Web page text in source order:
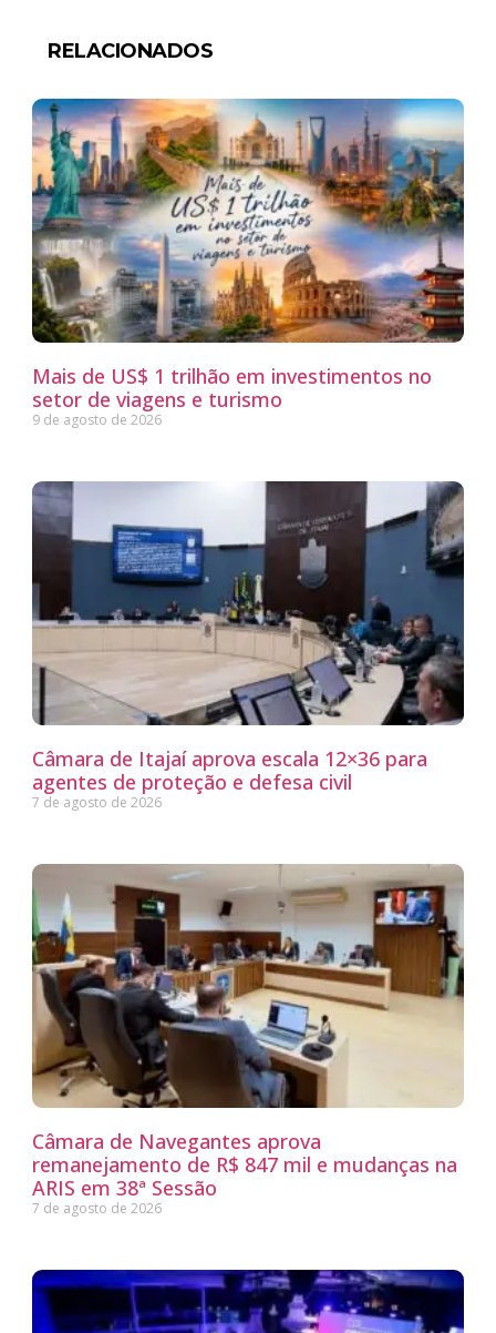
RELACIONADOS
Mais de US$ 1 trilhão em investimentos no
setor de viagens e turismo
9 de agosto de 2026
Câmara de Itajaí aprova escala 12×36 para
agentes de proteção e defesa civil
7 de agosto de 2026
Câmara de Navegantes aprova
remanejamento de R$ 847 mil e mudanças na
ARIS em 38ª Sessão
7 de agosto de 2026